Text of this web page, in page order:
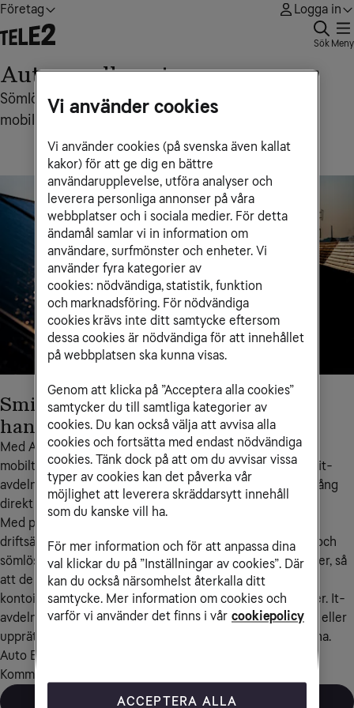
Företag Logga in
Sök Meny
Auto enrollment
Sömlösa, storskaliga driftsättningar av företagets
mobila enheter
Smidig hantering utan
handpåläggning
Med Auto Enrollment behöver inte företagsägda
mobiltelefoner eller surfplattor konfigureras manuellt av it-
avdelning eller slutanvändare. Användaren kan komma igång
direkt när enheten har packats upp ur kartongen.
Med programmen för Auto enrollment går storskaliga
driftsättningar av mobiltelefoner och surfplattor smidigt och
sömlöst. Automatisera UEM-registreringen för alla enheter, så
att de vid aktivering konfigureras trådlöst med rätt
kontoinställningar, appar samt åtkomst till företagstjänster. It-
avdelningen behöver inte ha fysisk tillgång till enheterna eller
upprätta en speciell miljö för att genomföra inställningarna.
Auto Enrollment ingår i vårt heltäckande erbjudande
Kommunikation som tjänst.
Läs mer om Kommunikation som tjänst
Vi använder cookies
Vi använder cookies (på svenska även kallat
kakor) för att ge dig en bättre
användarupplevelse, utföra analyser och
leverera personliga annonser på våra
webbplatser och i sociala medier. För detta
ändamål samlar vi in information om
användare, surfmönster och enheter. Vi
använder fyra kategorier av
cookies: nödvändiga, statistik, funktion
och marknadsföring. För nödvändiga
cookies krävs inte ditt samtycke eftersom
dessa cookies är nödvändiga för att innehållet
på webbplatsen ska kunna visas.
Genom att klicka på ”Acceptera alla cookies”
samtycker du till samtliga kategorier av
cookies. Du kan också välja att avvisa alla
cookies och fortsätta med endast nödvändiga
cookies. Tänk dock på att om du avvisar vissa
typer av cookies kan det påverka vår
möjlighet att leverera skräddarsytt innehåll
som du kanske vill ha.
För mer information och för att anpassa dina
val klickar du på ”Inställningar av cookies”. Där
kan du också närsomhelst återkalla ditt
samtycke. Mer information om cookies och
varför vi använder det finns i vår cookiepolicy
ACCEPTERA ALLA